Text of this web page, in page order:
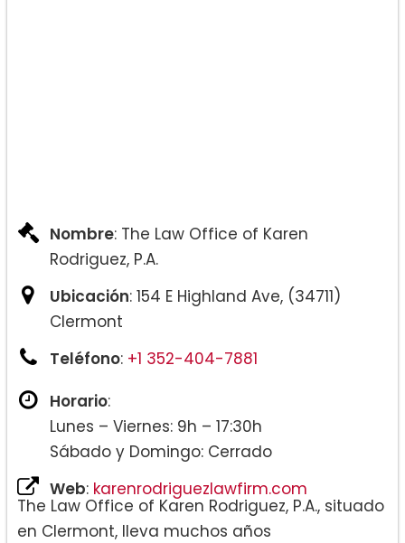
Nombre: The Law Office of Karen
Rodriguez, P.A.
Ubicación: 154 E Highland Ave, (34711)
Clermont
Teléfono: +1 352-404-7881
Horario:
Lunes – Viernes: 9h – 17:30h
Sábado y Domingo: Cerrado
Web: karenrodriguezlawfirm.com
The Law Office of Karen Rodriguez, P.A., situado
en Clermont, lleva muchos años